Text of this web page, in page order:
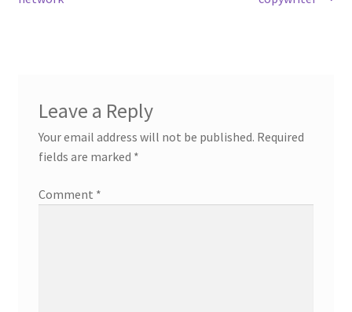
navigation
Leave a Reply
Your email address will not be published. Required
fields are marked *
Comment *